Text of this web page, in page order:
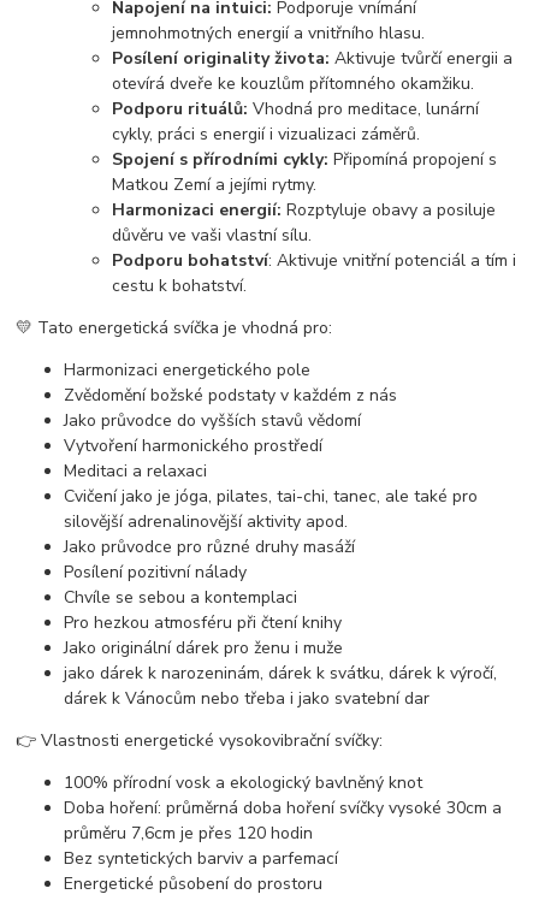
Napojení na intuici: Podporuje vnímání
jemnohmotných energií a vnitřního hlasu.
Posílení originality života: Aktivuje tvůrčí energii a
otevírá dveře ke kouzlům přítomného okamžiku.
Podporu rituálů: Vhodná pro meditace, lunární
cykly, práci s energií i vizualizaci záměrů.
Spojení s přírodními cykly: Připomíná propojení s
Matkou Zemí a jejími rytmy.
Harmonizaci energií: Rozptyluje obavy a posiluje
důvěru ve vaši vlastní sílu.
Podporu bohatství: Aktivuje vnitřní potenciál a tím i
cestu k bohatství.
💛 Tato energetická svíčka je vhodná pro:
Harmonizaci energetického pole
Zvědomění božské podstaty v každém z nás
Jako průvodce do vyšších stavů vědomí
Vytvoření harmonického prostředí
Meditaci a relaxaci
Cvičení jako je jóga, pilates, tai-chi, tanec, ale také pro
silovější adrenalinovější aktivity apod.
Jako průvodce pro různé druhy masáží
Posílení pozitivní nálady
Chvíle se sebou a kontemplaci
Pro hezkou atmosféru při čtení knihy
Jako originální dárek pro ženu i muže
jako dárek k narozeninám, dárek k svátku, dárek k výročí,
dárek k Vánocům nebo třeba i jako svatební dar
👉 Vlastnosti energetické vysokovibrační svíčky:
100% přírodní vosk a ekologický bavlněný knot
Doba hoření: průměrná doba hoření svíčky vysoké 30cm a
průměru 7,6cm je přes 120 hodin
Bez syntetických barviv a parfemací
Energetické působení do prostoru